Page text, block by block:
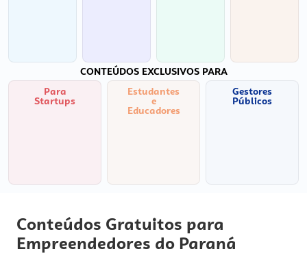
CONTEÚDOS EXCLUSIVOS PARA
Para
Startups
Estudantes
e
Educadores
Gestores
Públicos
Conteúdos Gratuitos para
Empreendedores do Paraná